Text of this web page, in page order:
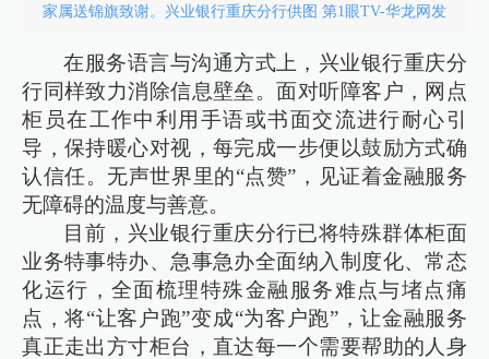
家属送锦旗致谢。兴业银行重庆分行供图 第1眼TV-华龙网发
在服务语言与沟通方式上，兴业银行重庆分
行同样致力消除信息壁垒。面对听障客户，网点
柜员在工作中利用手语或书面交流进行耐心引
导，保持暖心对视，每完成一步便以鼓励方式确
认信任。无声世界里的“点赞”，见证着金融服务
无障碍的温度与善意。
目前，兴业银行重庆分行已将特殊群体柜面
业务特事特办、急事急办全面纳入制度化、常态
化运行，全面梳理特殊金融服务难点与堵点痛
点，将“让客户跑”变成“为客户跑”，让金融服务
真正走出方寸柜台，直达每一个需要帮助的人身